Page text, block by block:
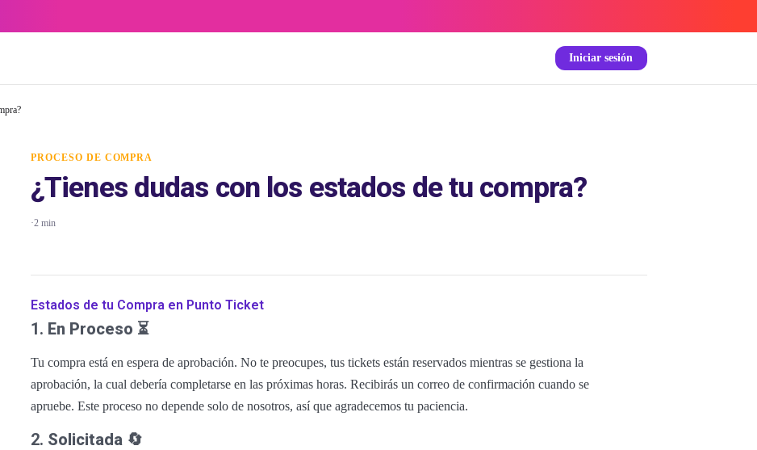
Iniciar sesión
PROCESO DE COMPRA
¿Tienes dudas con los estados de tu compra?
·2 min
Estados de tu Compra en Punto Ticket
1. En Proceso ⏳
Tu compra está en espera de aprobación. No te preocupes, tus tickets están reservados mientras se gestiona la
aprobación, la cual debería completarse en las próximas horas. Recibirás un correo de confirmación cuando se
apruebe. Este proceso no depende solo de nosotros, así que agradecemos tu paciencia.
2. Solicitada 🔄